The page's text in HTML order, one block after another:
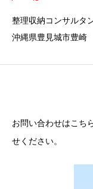
整理収納コンサルタ
沖縄県豊見城市豊崎
お問い合わせはこち
せください。